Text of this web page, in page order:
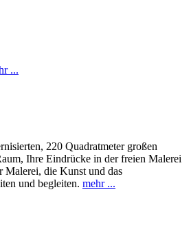
...
220 Quadratmeter großen
Ihre Eindrücke in der freien Malerei
Malerei, die Kunst und das
und begleiten. mehr ...